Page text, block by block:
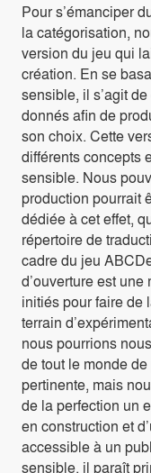
Pour s’émanciper
la catégorisation,
version du jeu qui
création. En se
sensible, il s’agit
donnés afin de
son choix. Cette
différents concepts
sensible. Nous
production pourrait
dédiée à cet effet,
répertoire de
cadre du jeu
d’ouverture est
initiés pour faire de
terrain
nous pourrions
de tout le monde
pertinente, mais
de la perfection un
en construction et
accessible à un
sensible, il paraît